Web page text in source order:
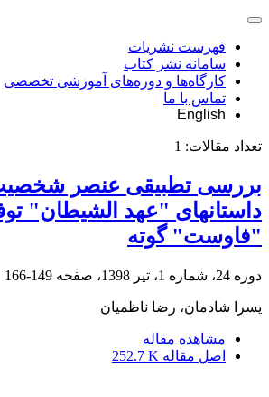
فهرست نشریات
سامانه نشر کتاب
کارگاه‌ها و دوره‌های آموزشی تخصصی
تماس با ما
English
تعداد مقالات: 1
بررسی تطبیقی عنصر
داستانهای "عهد الشیطان"
"فاوست" گوته
دوره 24، شماره 1، تیر 1398، صفحه 149-166
یسرا شادمان، رضا ناظمیان
مشاهده مقاله
اصل مقاله 252.7 K